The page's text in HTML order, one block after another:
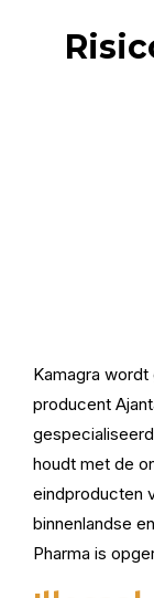
Kamagra
producent
houdt met de
eindproducten
binnenlandse
Pharma is